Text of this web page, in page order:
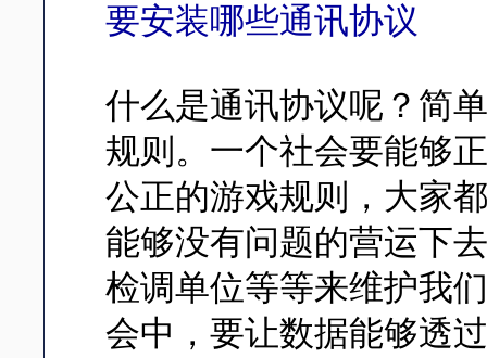
要安装哪些通讯协议
什么是通讯协议呢？简
规则。一个社会要能够
公正的游戏规则，大家
能够没有问题的营运下
检调单位等等来维护我
会中，要让数据能够透